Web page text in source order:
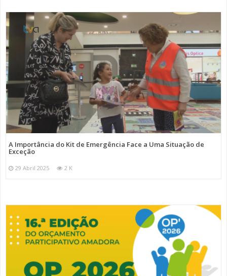
A Importância do Kit de Emergência Face a Uma Situação de
Exceção
29 Abril 2025 2 K